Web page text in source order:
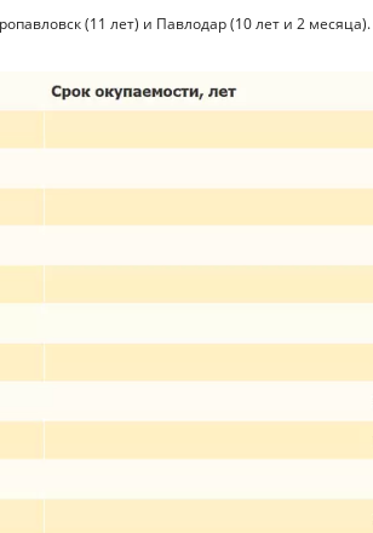
(11 лет) и Павлодар (10 лет и 2